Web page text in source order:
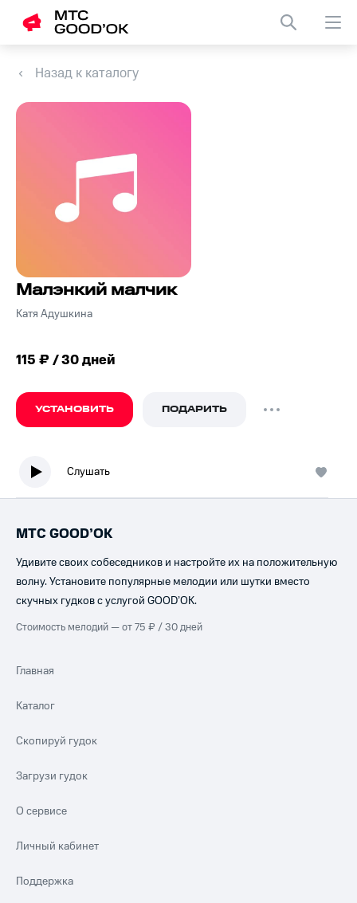
Назад к каталогу
Малэнкий малчик
Катя Адушкина
115 ₽ / 30 дней
УСТАНОВИТЬ ПОДАРИТЬ
Слушать
МТС GOOD’OK
Удивите своих собеседников и настройте их на положительную
волну. Установите популярные мелодии или шутки вместо
скучных гудков с услугой GOOD’OK.
Стоимость мелодий — от 75 ₽ / 30 дней
Главная
Каталог
Скопируй гудок
Загрузи гудок
О сервисе
Личный кабинет
Поддержка